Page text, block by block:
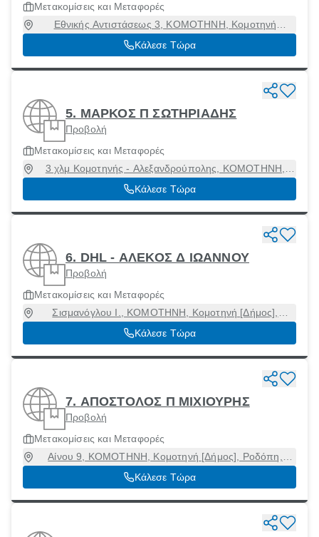
Μετακομίσεις και Μεταφορές
Εθνικής Αντιστάσεως 3, ΚΟΜΟΤΗΝΗ, Κομοτηνή
[Δήμος], Ροδόπη, 69132
Κάλεσε Τώρα
5. ΜΑΡΚΟΣ Π ΣΩΤΗΡΙΑΔΗΣ
Προβολή
Μετακομίσεις και Μεταφορές
3 χλμ Κομοτηνής - Αλεξανδρούπολης, ΚΟΜΟΤΗΝΗ,
Κομοτηνή [Δήμος], Ροδόπη, 69100
Κάλεσε Τώρα
6. DHL - ΑΛΕΚΟΣ Δ ΙΩΑΝΝΟΥ
Προβολή
Μετακομίσεις και Μεταφορές
Σισμανόγλου Ι., ΚΟΜΟΤΗΝΗ, Κομοτηνή [Δήμος],
Ροδόπη, 69100
Κάλεσε Τώρα
7. ΑΠΟΣΤΟΛΟΣ Π ΜΙΧΙΟΥΡΗΣ
Προβολή
Μετακομίσεις και Μεταφορές
Αίνου 9, ΚΟΜΟΤΗΝΗ, Κομοτηνή [Δήμος], Ροδόπη,
69100
Κάλεσε Τώρα